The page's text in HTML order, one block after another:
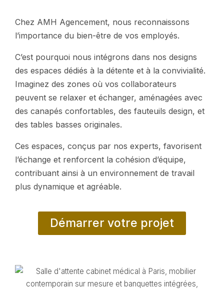
Chez AMH Agencement, nous reconnaissons
l’importance du bien-être de vos employés.
C’est pourquoi nous intégrons dans nos designs
des espaces dédiés à la détente et à la convivialité.
Imaginez des zones où vos collaborateurs
peuvent se relaxer et échanger, aménagées avec
des canapés confortables, des fauteuils design, et
des tables basses originales.
Ces espaces, conçus par nos experts, favorisent
l’échange et renforcent la cohésion d’équipe,
contribuant ainsi à un environnement de travail
plus dynamique et agréable.
Démarrer votre projet